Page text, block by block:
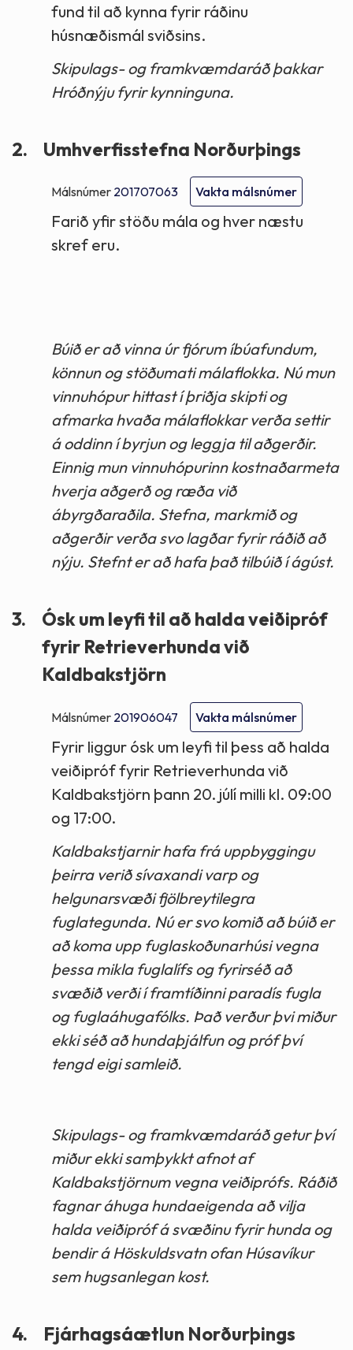
fund til að kynna fyrir ráðinu
húsnæðismál sviðsins.
Skipulags- og framkvæmdaráð þakkar
Hróðnýju fyrir kynninguna.
2. Umhverfisstefna Norðurþings
Málsnúmer 201707063 Vakta málsnúmer
Farið yfir stöðu mála og hver næstu
skref eru.
Búið er að vinna úr fjórum íbúafundum,
könnun og stöðumati málaflokka. Nú mun
vinnuhópur hittast í þriðja skipti og
afmarka hvaða málaflokkar verða settir
á oddinn í byrjun og leggja til aðgerðir.
Einnig mun vinnuhópurinn kostnaðarmeta
hverja aðgerð og ræða við
ábyrgðaraðila. Stefna, markmið og
aðgerðir verða svo lagðar fyrir ráðið að
nýju. Stefnt er að hafa það tilbúið í ágúst.
3.
Ósk um leyfi til að halda veiðipróf
fyrir Retrieverhunda við
Kaldbakstjörn
Málsnúmer 201906047 Vakta málsnúmer
Fyrir liggur ósk um leyfi til þess að halda
veiðipróf fyrir Retrieverhunda við
Kaldbakstjörn þann 20. júlí milli kl. 09:00
og 17:00.
Kaldbakstjarnir hafa frá uppbyggingu
þeirra verið sívaxandi varp og
helgunarsvæði fjölbreytilegra
fuglategunda. Nú er svo komið að búið er
að koma upp fuglaskoðunarhúsi vegna
þessa mikla fuglalífs og fyrirséð að
svæðið verði í framtíðinni paradís fugla
og fuglaáhugafólks. Það verður þvi miður
ekki séð að hundaþjálfun og próf því
tengd eigi samleið.
Skipulags- og framkvæmdaráð getur því
miður ekki samþykkt afnot af
Kaldbakstjörnum vegna veiðiprófs. Ráðið
fagnar áhuga hundaeigenda að vilja
halda veiðipróf á svæðinu fyrir hunda og
bendir á Höskuldsvatn ofan Húsavíkur
sem hugsanlegan kost.
4. Fjárhagsáætlun Norðurþings